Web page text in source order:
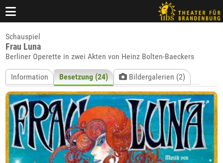
Schauspiel
Frau Luna
Berliner Operette in zwei Akten von Heinz Bolten-Baeckers
Information Besetzung (24) Bildergalerien (2)